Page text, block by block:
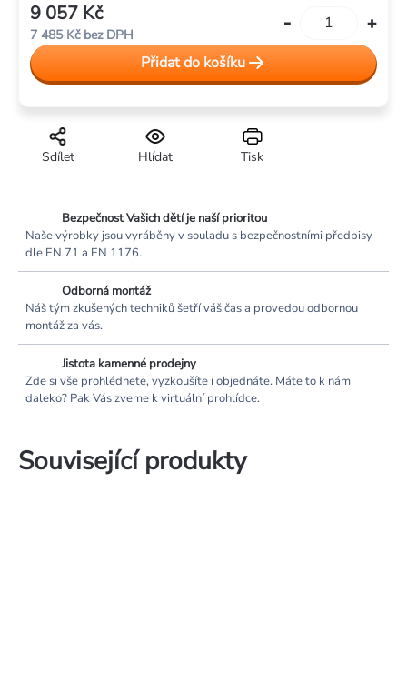
Tisk
Hlídat
Sdílet
9 057 Kč
7 485 Kč bez DPH
cena:
Přidat do košíku
Bezpečnost Vašich dětí je naší prioritou
Naše výrobky jsou vyráběny v souladu s bezpečnostními předpisy
dle EN 71 a EN 1176.
Odborná montáž
Náš tým zkušených techniků šetří váš čas a provedou odbornou
montáž za vás.
Jistota kamenné prodejny
Zde si vše prohlédnete, vyzkoušíte i objednáte. Máte to k nám
daleko? Pak Vás zveme k virtuální prohlídce.
Související produkty